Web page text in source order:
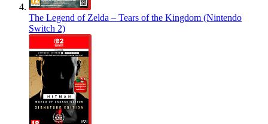
The Legend of Zelda – Tears of the Kingdom (Nintendo
Switch 2)